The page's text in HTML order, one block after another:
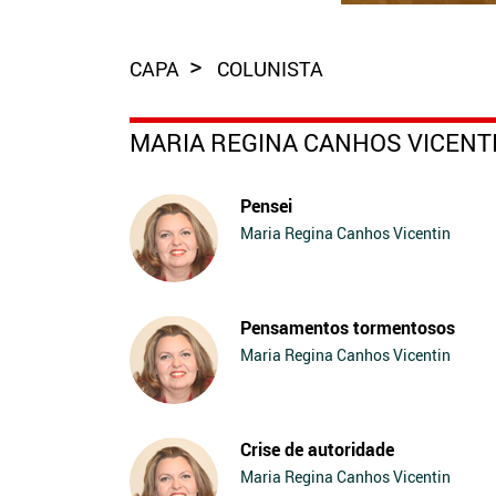
CAPA COLUNISTA
MARIA REGINA CANHOS
Pensei
Maria Regina Canhos Vicentin
Pensamentos tormentosos
Maria Regina Canhos Vicentin
Crise de autoridade
Maria Regina Canhos Vicentin